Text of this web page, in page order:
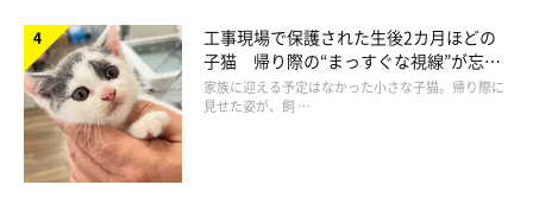
工事現場で保護された生後2カ月ほどの
子猫 帰り際の“まっすぐな視線”が忘れ
られず、家族の一員に
家族に迎える予定はなかった小さな子猫。帰り際に
見せた姿が、飼 …